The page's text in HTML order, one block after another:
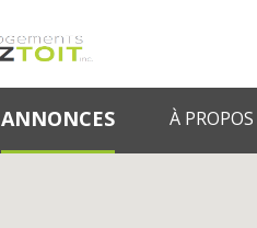
ANNONCES À PROPOS